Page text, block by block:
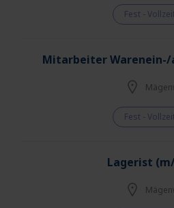
Fest - Vollzeit
Mitarbeiter
Fest - Vollzeit
Lagerist